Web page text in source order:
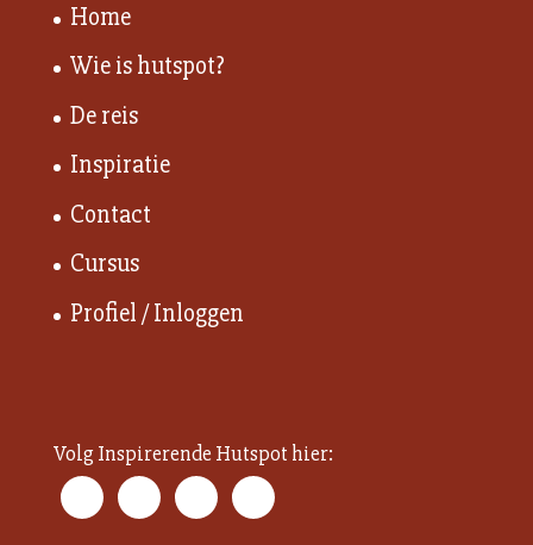
Home
Wie is hutspot?
De reis
Inspiratie
Contact
Cursus
Profiel / Inloggen
Volg Inspirerende Hutspot hier: